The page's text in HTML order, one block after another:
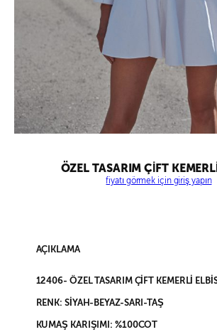
ÖZEL TASARIM ÇİFT
fiyatı görmek için giriş yapın
AÇIKLAMA
12406- ÖZEL TASARIM ÇİFT KEMERLİ
RENK: SİYAH-BEYAZ-SARI-TAŞ
KUMAŞ KARIŞIMI: %100COT